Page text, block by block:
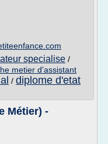
specialise /
metier d'assistant
/ diplome d'etat
Métier) -